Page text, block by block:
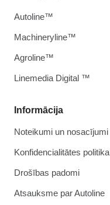
Informācija
Noteikumi un nosacījumi
Konfidencialitātes politika
Drošības padomi
Atsauksme par Autoline
Autoline™
Machineryline™
Agroline™
Linemedia Digital ™